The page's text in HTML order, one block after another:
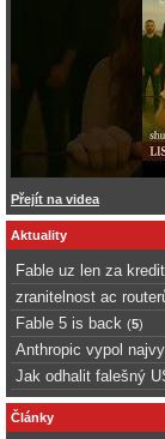
Přejít na videa
Aktuality
Fable uz len za
zranitelnost ac
Fable 5 is back (5)
Anthropic vypol
Jak odhalit falešný
Články